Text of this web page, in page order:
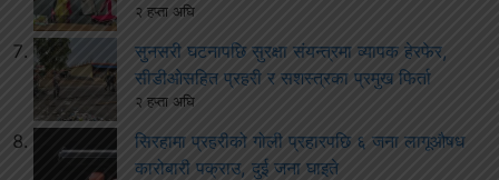
२ हप्ता अघि
सुनसरी घटनापछि सुरक्षा संयन्त्रमा व्यापक हेरफेर,
सीडीओसहित प्रहरी र सशस्त्रका प्रमुख फिर्ता
२ हप्ता अघि
सिरहामा प्रहरीको गोली प्रहारपछि ६ जना लागूऔषध
कारोबारी पक्राउ, दुई जना घाइते